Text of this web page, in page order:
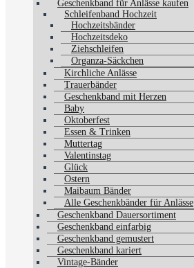
Geschenkband für Anlässe kaufen
Schleifenband Hochzeit
Hochzeitsbänder
Hochzeitsdeko
Ziehschleifen
Organza-Säckchen
Kirchliche Anlässe
Trauerbänder
Geschenkband mit Herzen
Baby
Oktoberfest
Essen & Trinken
Muttertag
Valentinstag
Glück
Ostern
Maibaum Bänder
Alle Geschenkbänder für Anlässe
Geschenkband Dauersortiment
Geschenkband einfarbig
Geschenkband gemustert
Geschenkband kariert
Vintage-Bänder